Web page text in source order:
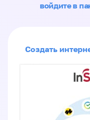
войдите в
Создать